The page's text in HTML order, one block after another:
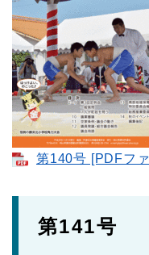
第140号 [PDFフ
第141号